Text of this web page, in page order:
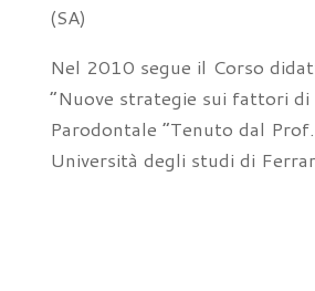
(SA)
Nel 2010 segue il Corso
“Nuove strategie sui fattori di
Parodontale “Tenuto dal
Università degli studi di